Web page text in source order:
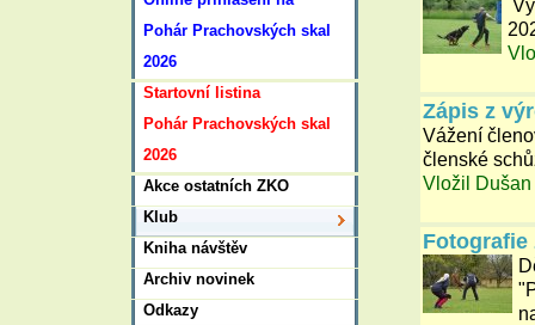
Zápis z
Vážení
členské
Vložil Dušan
Fotografie
Pohár Prachovských skal
2026
Startovní listina
Pohár Prachovských skal
2026
Akce ostatních ZKO
Klub
Kniha návštěv
Archiv novinek
Odkazy